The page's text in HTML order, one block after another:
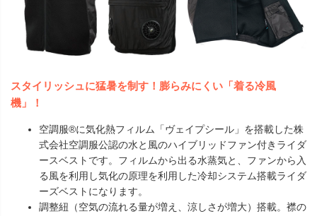
スタイリッシュに猛暑を制す！膨らみにくい「着る冷風
機」！
空調服®に気化熱フィルム「ヴェイプシール」を搭載した株
式会社空調服公認の水と風のハイブリッドファン付きライダ
ースベストです。フィルムから出る水蒸気と、ファンから入
る風を利用し気化の原理を利用した冷却システム搭載ライダ
ーズベストになります。
調整紐（空気の流れる量が増え、涼しさが増大）搭載。襟の